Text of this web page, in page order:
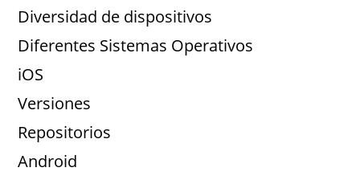
Diversidad de dispositivos
Diferentes Sistemas Operativos
iOS
Versiones
Repositorios
Android